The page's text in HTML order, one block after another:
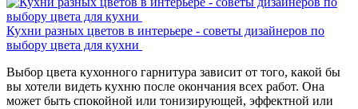
Кухни разных цветов в интерьере - советы дизайнеров по
выбору цвета для кухни
Выбор цвета кухонного гарнитура зависит от того, какой бы
вы хотели видеть кухню после окончания всех работ. Она
может быть спокойной или тонизирующей, эффектной или